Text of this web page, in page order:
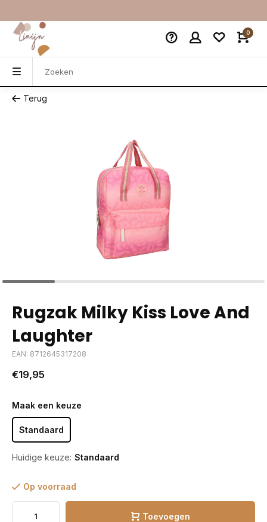
0
Terug
Rugzak Milky Kiss Love And
Laughter
EAN: 8712645317208
€19,95
Maak een keuze
Standaard
Huidige keuze: Standaard
Op voorraad
Toevoegen